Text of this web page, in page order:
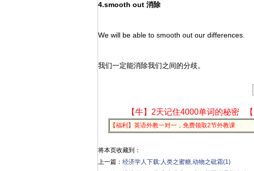
4.smooth out 消除
We will be able to smooth out our differences.
我们一定能消除我们之间的分歧。
【牛】2天记住4000单词的秘密
【福利】英语外教一对一，免费领取2节外教课
将本页收藏到：
上一篇： 经济学人下载:人类之蜜糖,动物之砒霜(1)